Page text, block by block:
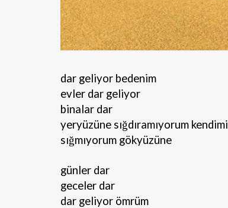
dar geliyor bedenim
evler dar geliyor
binalar dar
yeryüzüne sığdıramıyorum kendimi
sığmıyorum gökyüzüne
günler dar
geceler dar
dar geliyor ömrüm